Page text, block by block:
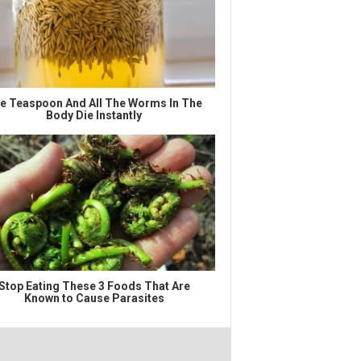
Teaspoon And All The Worms In The
Body Die Instantly
Eating These 3 Foods That Are
Known to Cause Parasites